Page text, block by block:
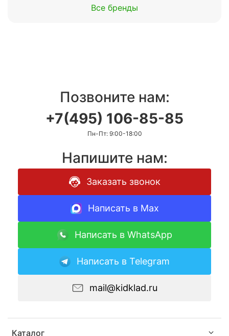
Все бренды
Каталог
Позвоните нам:
+7(495) 106-85-85
Пн-Пт: 9:00-18:00
Напишите нам:
Заказать звонок
Написать в Max
Написать в WhatsApp
Написать в Telegram
mail@kidklad.ru